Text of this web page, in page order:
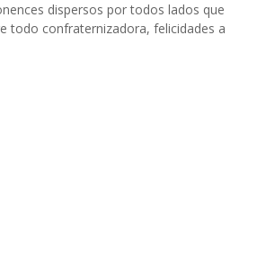
dispersos por todos lados que
todo confraternizadora, felicidades a